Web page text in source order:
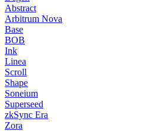
Abstract
Arbitrum Nova
Base
BOB
Ink
Linea
Scroll
Shape
Soneium
Superseed
zkSync Era
Zora